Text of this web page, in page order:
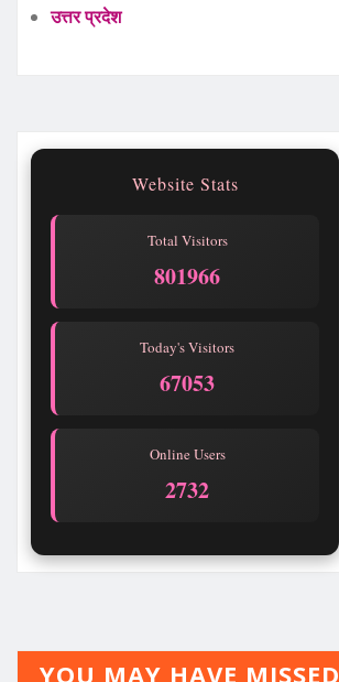
उत्तर प्रदेश
Website Stats
Total Visitors
801966
Today's Visitors
67053
Online Users
2730
YOU MAY HAVE MISSED